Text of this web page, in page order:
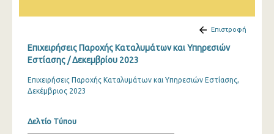
Ιανουαρίου 2024
Νοεμβρίου 2023
Οκτωβρίου 2023
Ιουλίου 2023
Επιστροφή
Επιχειρήσεις Παροχής Καταλυμάτων και Υπηρεσιών
Εστίασης / Δεκεμβρίου 2023
Επιχειρήσεις Παροχής Καταλυμάτων και Υπηρεσιών Εστίασης,
Δεκέμβριος 2023
Δελτίο Τύπου